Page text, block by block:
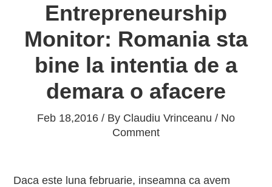
Entrepreneurship
Monitor: Romania sta
bine la intentia de a
demara o afacere
Feb 18,2016 / By Claudiu Vrinceanu / No
Comment
Daca este luna februarie, inseamna ca avem